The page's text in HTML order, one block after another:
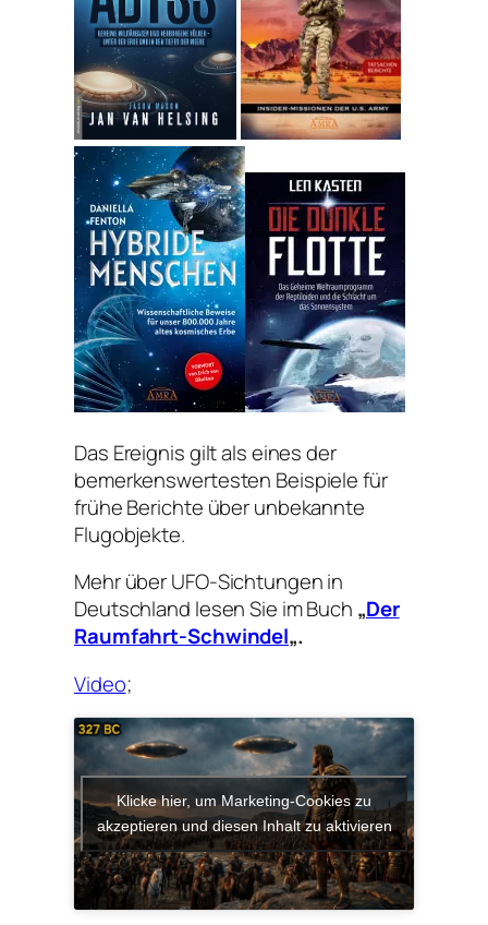
Das Ereignis gilt als eines der
bemerkenswertesten Beispiele für
frühe Berichte über unbekannte
Flugobjekte.
Mehr über UFO-Sichtungen in
Deutschland lesen Sie im Buch „Der
Raumfahrt-Schwindel„.
Video;
Klicke hier, um Marketing-Cookies zu
akzeptieren und diesen Inhalt zu aktivieren